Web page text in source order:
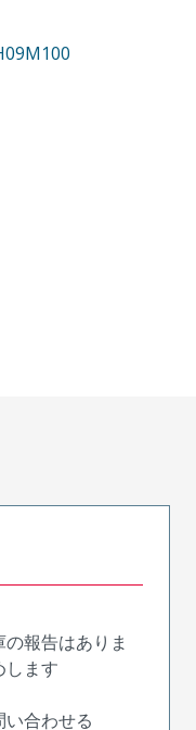
報告はありま
します
合わせる